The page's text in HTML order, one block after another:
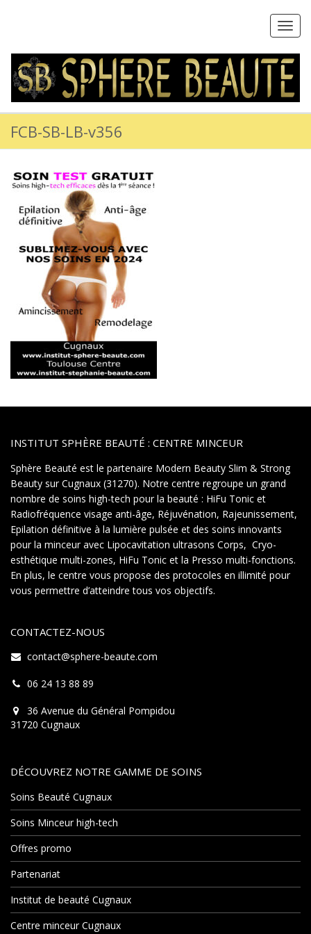
FCB-SB-LB-v356
INSTITUT SPHÈRE BEAUTÉ : CENTRE MINCEUR
Sphère Beauté est le partenaire Modern Beauty Slim & Strong
Beauty sur Cugnaux (31270). Notre centre regroupe un grand
nombre de soins high-tech pour la beauté : HiFu Tonic et
Radiofréquence visage anti-âge, Réjuvénation, Rajeunissement,
Epilation définitive à la lumière pulsée et des soins innovants
pour la minceur avec Lipocavitation ultrasons Corps, Cryo-
esthétique multi-zones, HiFu Tonic et la Presso multi-fonctions.
En plus, le centre vous propose des protocoles en illimité pour
vous permettre d’atteindre tous vos objectifs.
CONTACTEZ-NOUS
contact@sphere-beaute.com
06 24 13 88 89
36 Avenue du Général Pompidou
31720 Cugnaux
DÉCOUVREZ NOTRE GAMME DE SOINS
Soins Beauté Cugnaux
Soins Minceur high-tech
Offres promo
Partenariat
Institut de beauté Cugnaux
Centre minceur Cugnaux